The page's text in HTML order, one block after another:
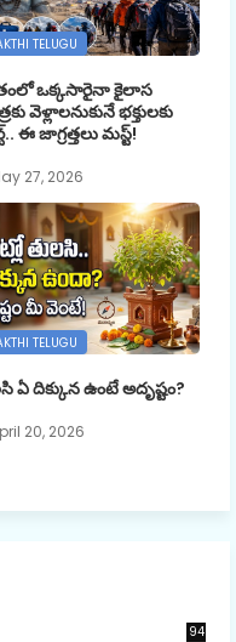
TELUGU
ఒక్కసారైనా కైలాస
వెళ్లాలనుకునే భక్తులకు
ఈ జాగ్రత్తలు మస్ట్!
27, 2026
TELUGU
ఏ దిక్కున ఉంటే అదృష్టం?
20, 2026
94